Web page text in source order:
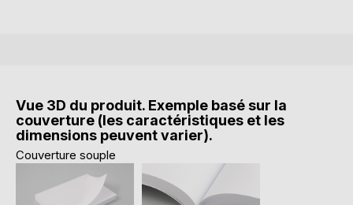
Vue 3D du produit. Exemple basé sur la
couverture (les caractéristiques et les
dimensions peuvent varier).
Couverture souple